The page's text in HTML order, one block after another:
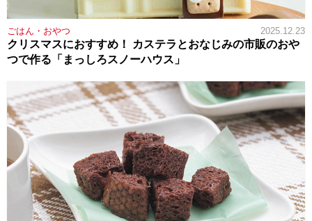
ごはん・おやつ 2025.12.23
クリスマスにおすすめ！ カステラとおなじみの市販のおや
つで作る「まっしろスノーハウス」